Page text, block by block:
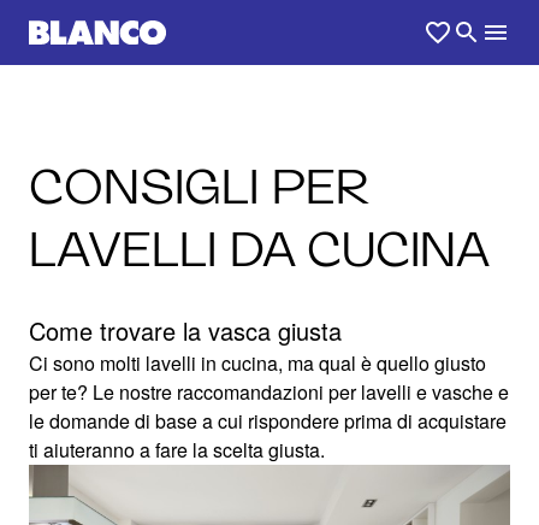
CONSIGLI PER
LAVELLI DA CUCINA
Come trovare la vasca giusta
Ci sono molti lavelli in cucina, ma qual è quello giusto
per te? Le nostre raccomandazioni per lavelli e vasche e
le domande di base a cui rispondere prima di acquistare
ti aiuteranno a fare la scelta giusta.